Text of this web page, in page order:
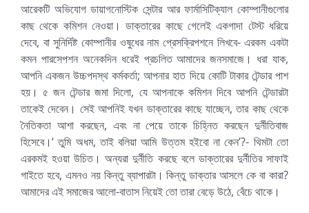
আরেকটি অভিযোগ ডায়াগনোস্টিক সেন্টার আর ফার্মাসিটিক্যাল কোম্পানীগুলোর
কাছ থেকে কমিশন নেওয়া। ডাক্তারের কাছে গেলেই একগাদা টেস্ট ধরিয়ে
দেবে, বা সুনির্দিষ্ট কোম্পানীর ওষুধের নাম প্রেসক্রিপশনে লিখবে- এরকম একটা
কমন পারসেপশন অনেকদিন ধরেই প্রচলিত আমাদের জনসমাজে। ধরা যাক,
আপনি একজন উচ্চপদস্থ কর্মকর্তা; আপনার হাত দিয়ে কোটি টাকার টেন্ডার পাশ
হয়। ৫ জন টেন্ডার জমা দিলো, যে আপনাকে কমিশন দিবে আপনি টেন্ডারটা
তাকেই দেবেন। সেই আপনিই যখন ডাক্তারের কাছে যাচ্ছেন, তার কাছ থেকে
নৈতিকতা আশা করছেন, এবং না পেয়ে তাকে চিহ্নিত করছেন দুর্নীতিবাজ
হিসেবে।‘ তুমি অধম, তাই বলিয়া আমি উত্তম হইবো না কেন’?- থিমটা তো
এরকমই হওয়া উচিত। অন্যরা দুর্নীতি করছে বলে ডাক্তারের দুর্নীতির সাফাই
গাইতে হবে, এমনও নয় কিন্তু ব্যাপারটা। কিন্তু ডাক্তার আসলে কে বা কারা?
আমাদের এই সমাজের আলো-বাতাস নিয়েই তো তারা বেড়ে উঠে, বেঁচে থাকে।